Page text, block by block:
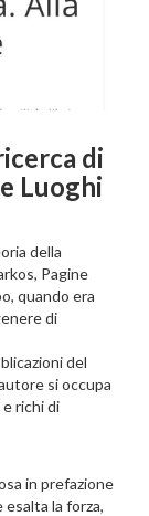
di
Luoghi
della
Pagine
quando era
di
del
si occupa
richi di
in prefazione
esalta la forza,